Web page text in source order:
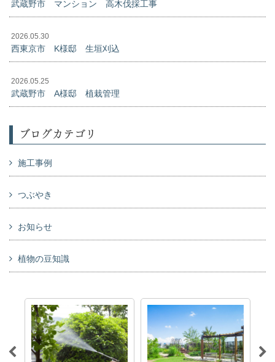
武蔵野市 マンション 高木伐採工事
2026.05.30
西東京市 K様邸 生垣刈込
2026.05.25
武蔵野市 A様邸 植栽管理
ブログカテゴリ
施工事例
つぶやき
お知らせ
植物の豆知識